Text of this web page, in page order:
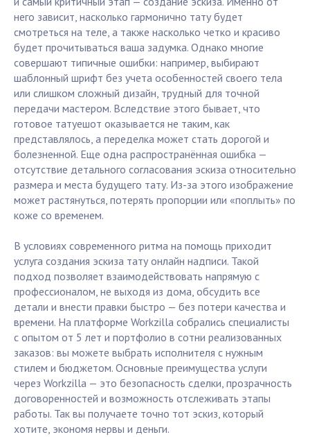
него зависит, насколько гармонично тату будет
смотреться на теле, а также насколько четко и красиво
будет прочитываться ваша задумка. Однако многие
совершают типичные ошибки: например, выбирают
шаблонный шрифт без учета особенностей своего тела
или слишком сложный дизайн, трудный для точной
передачи мастером. Вследствие этого бывает, что
готовое татуешот оказывается не таким, как
представлялось, а переделка может стать дорогой и
болезненной. Еще одна распространённая ошибка —
отсутствие детального согласования эскиза относительно
размера и места будущего тату. Из-за этого изображение
может растянуться, потерять пропорции или «поплыть» по
коже со временем.
В условиях современного ритма на помощь приходит
услуга создания эскиза тату онлайн надписи. Такой
подход позволяет взаимодействовать напрямую с
профессионалом, не выходя из дома, обсудить все
детали и внести правки быстро — без потери качества и
времени. На платформе Workzilla собрались специалисты
с опытом от 5 лет и портфолио в сотни реализованных
заказов: вы можете выбрать исполнителя с нужным
стилем и бюджетом. Основные преимущества услуги
через Workzilla — это безопасность сделки, прозрачность
договоренностей и возможность отслеживать этапы
работы. Так вы получаете точно тот эскиз, который
хотите, экономя нервы и деньги.